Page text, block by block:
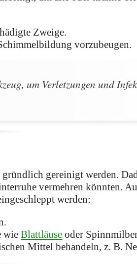
Zweige.
vorzubeugen.
um Verletzungen und
gereinigt werden.
vermehren könnten.
werden:
wieBlattläuse oder
Mittel behandeln, z. B.